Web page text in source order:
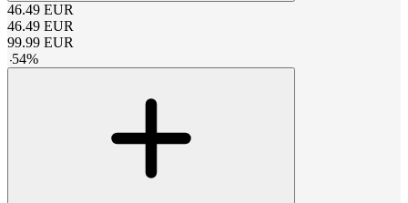
46.49 EUR
46.49 EUR
99.99 EUR
-54%